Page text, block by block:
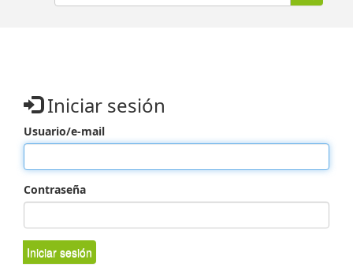
Iniciar sesión
Usuario/e-mail
Contraseña
Iniciar sesión